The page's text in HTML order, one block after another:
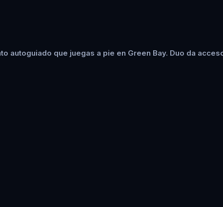
autoguiado que juegas a pie en Green Bay. Duo da